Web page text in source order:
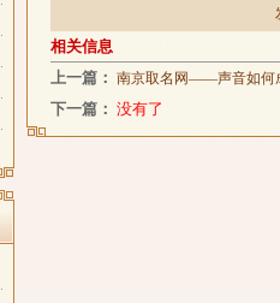
相关信息
上一篇： 南京取名网——声音如何
下一篇： 没有了